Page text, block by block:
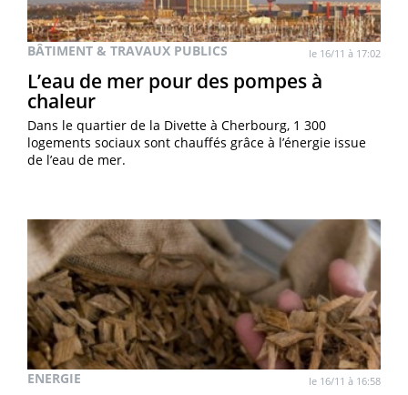
BÂTIMENT & TRAVAUX PUBLICS le 16/11 à 17:02
L’eau de mer pour des pompes à
chaleur
Dans le quartier de la Divette à Cherbourg, 1 300
logements sociaux sont chauffés grâce à l’énergie issue
de l’eau de mer.
ENERGIE le 16/11 à 16:58